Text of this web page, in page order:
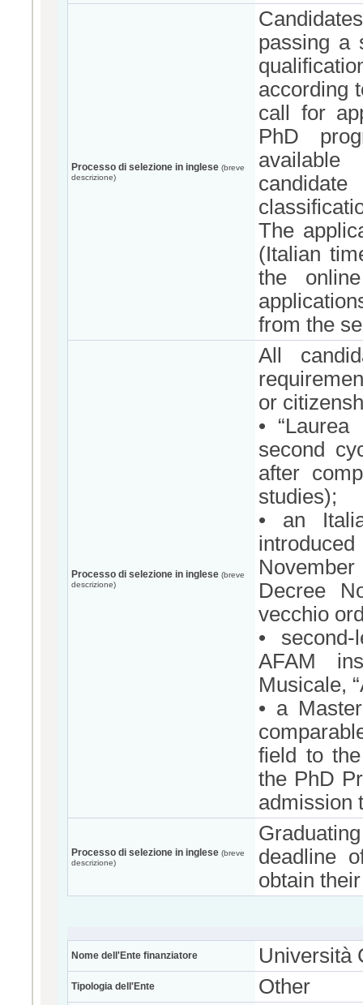
Processo di selezione in inglese (breve
descrizione)
passing a
according
call for
PhD
available
The
(Italian
the
from the
Processo di selezione in inglese (breve
descrizione)
All
or
• “Laurea
second
after
studies);
• an
Decree
vecchio
•
AFAM
Musicale,
• a
field to
the PhD
admission
Processo di selezione in inglese (breve
descrizione)
deadline
obtain
Nome dell'Ente finanziatore Università
Tipologia dell'Ente Other